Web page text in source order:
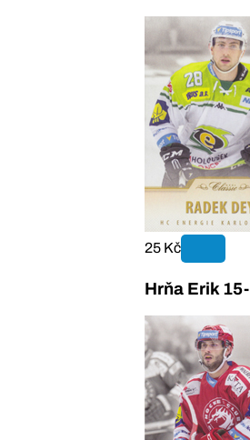
25 Kč
Hrňa Erik